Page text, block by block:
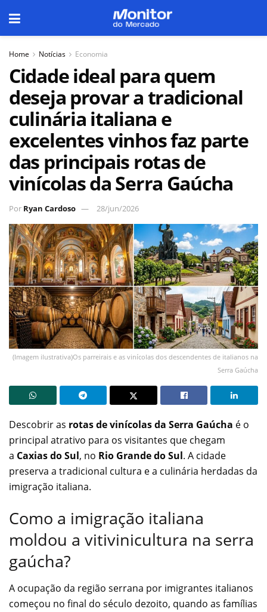
Home Notícias Economia
Cidade ideal para quem
deseja provar a tradicional
culinária italiana e
excelentes vinhos faz parte
das principais rotas de
vinícolas da Serra Gaúcha
Por Ryan Cardoso 28/jun/2026
(Imagem ilustrativa)Os parreirais e as vinícolas dos descendentes de italianos na
Serra Gaúcha
Descobrir as rotas de vinícolas da Serra Gaúcha é o
principal atrativo para os visitantes que chegam
a Caxias do Sul, no Rio Grande do Sul. A cidade
preserva a tradicional cultura e a culinária herdadas da
imigração italiana.
Como a imigração italiana
moldou a vitivinicultura na serra
gaúcha?
A ocupação da região serrana por imigrantes italianos
começou no final do século dezoito, quando as famílias